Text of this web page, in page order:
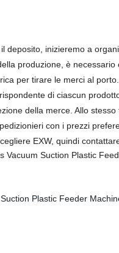
deposito, inizieremo a
produzione, è
per tirare le merci al
di ciascun
della merce. Allo
con i prezzi
EXW, quindi